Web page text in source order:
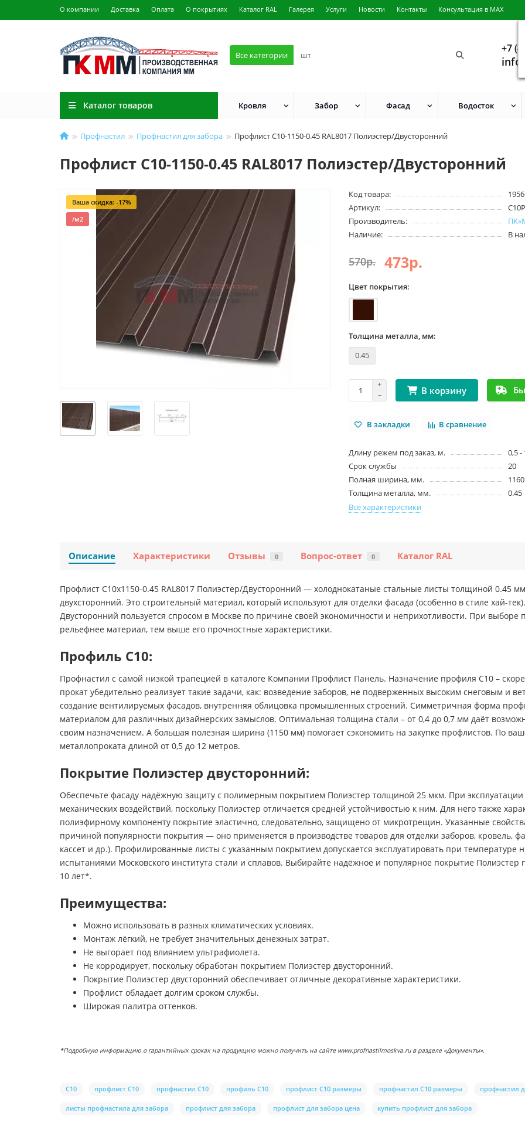
О компании Доставка Оплата О покрытиях Каталог RAL Галерея Услуги Новости Контакты Консультация в MAX
Все категории
+7
Каталог товаров Кровля Забор Фасад Водосток
Профнастил Профнастил для забора Профлист С10-1150-0.45 RAL8017 Полиэстер/Двусторонний
Профлист С10-1150-0.45 RAL8017 Полиэстер/Двусторонний
Ваша скидка: -17%
/м2
Код товара:
Артикул:
Производитель:
Наличие:
В
570р. 473р.
Цвет покрытия:
Толщина металла, мм:
0.45
В корзину
В закладки В сравнение
Длину режем под заказ, м.
0,5 -
Срок службы
20
Полная ширина, мм.
1160
Толщина металла, мм.
0.45
Все характеристики
Описание Характеристики Отзывы 0 Вопрос-ответ 0 Каталог RAL
Профлист С10х1150-0.45 RAL8017 Полиэстер/Двусторонний — холоднокатаные стальные листы толщиной 0.45
двухсторонний. Это строительный материал, который используют для отделки фасада (особенно в стиле хай-
Двусторонний пользуется спросом в Москве по причине своей экономичности и неприхотливости. При
рельефнее материал, тем выше его прочностные характеристики.
Профиль С10:
Профнастил с самой низкой трапецией в каталоге Компании Профлист Панель. Назначение профиля С10 –
прокат убедительно реализует такие задачи, как: возведение заборов, не подверженных высоким снеговым и
создание вентилируемых фасадов, внутренняя облицовка промышленных строений. Симметричная форма
материалом для различных дизайнерских замыслов. Оптимальная толщина стали – от 0,4 до 0,7 мм даёт
своим назначением. А большая полезная ширина (1150 мм) помогает сэкономить на закупке профлистов. По
металлопроката длиной от 0,5 до 12 метров.
Покрытие Полиэстер двусторонний:
Обеспечьте фасаду надёжную защиту с полимерным покрытием Полиэстер толщиной 25 мкм. При
механических воздействий, поскольку Полиэстер отличается средней устойчивостью к ним. Для него также
полиэфирному компоненту покрытие эластично, следовательно, защищено от микротрещин. Указанные
причиной популярности покрытия — оно применяется в производстве товаров для отделки заборов, кровель,
кассет и др.). Профилированные листы с указанным покрытием допускается эксплуатировать при температуре
испытаниями Московского института стали и сплавов. Выбирайте надёжное и популярное покрытие
10 лет*.
Преимущества:
Можно использовать в разных климатических условиях.
Монтаж лёгкий, не требует значительных денежных затрат.
Не выгорает под влиянием ультрафиолета.
Не корродирует, поскольку обработан покрытием Полиэстер двусторонний.
Покрытие Полиэстер двусторонний обеспечивает отличные декоративные характеристики.
Профлист обладает долгим сроком службы.
Широкая палитра оттенков.
*Подробную информацию о гарантийных сроках на продукцию можно получить на сайте www.profnastilmoskva.ru в разделе «Документы».
С10 профлист С10 профнастил С10 профиль С10 профлист С10 размеры профнастил С10 размеры профнастил
листы профнастила для забора профлист для забора профлист для забора цена купить профлист для забора